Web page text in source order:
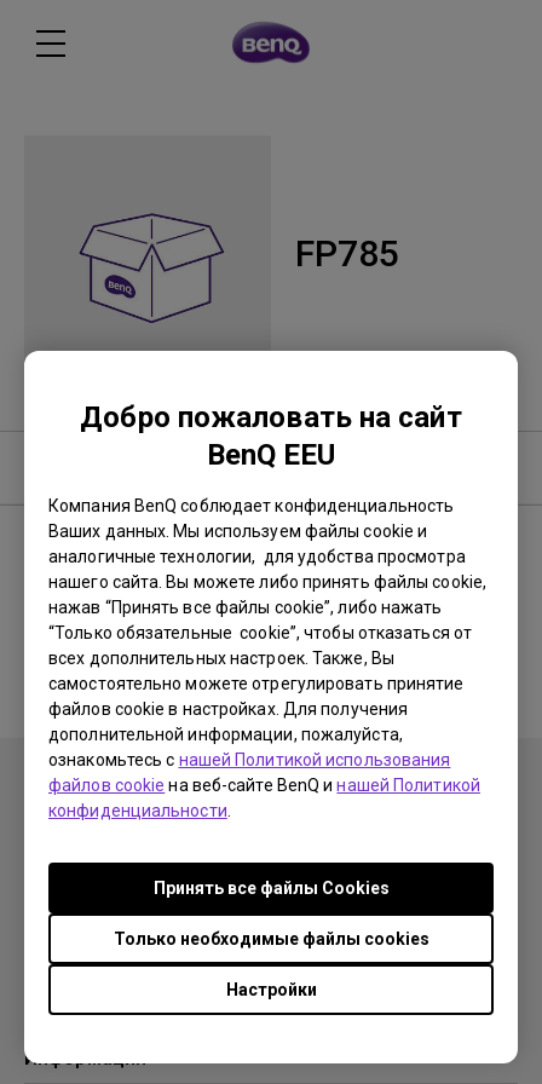
Добро пожаловать на сайт
BenQ EEU
Компания BenQ соблюдает конфиденциальность
Ваших данных. Мы используем файлы cookie и
аналогичные технологии, для удобства просмотра
нашего сайта. Вы можете либо принять файлы cookie,
нажав “Принять все файлы cookie”, либо нажать
“Только обязательные cookie”, чтобы отказаться от
всех дополнительных настроек. Также, Вы
самостоятельно можете отрегулировать принятие
файлов cookie в настройках. Для получения
дополнительной информации, пожалуйста,
ознакомьтесь с нашей Политикой использования
файлов cookie на веб-сайте BenQ инашей Политикой
конфиденциальности
Настройки
Только необходимые файлы cookies
Принять все файлы Сookies
FP785
Программное обеспечение
Соответствующие программы
и драйверы отсутствуют
Продукция
Мониторы
Решения
Поддержка
Ресурсы
Информация